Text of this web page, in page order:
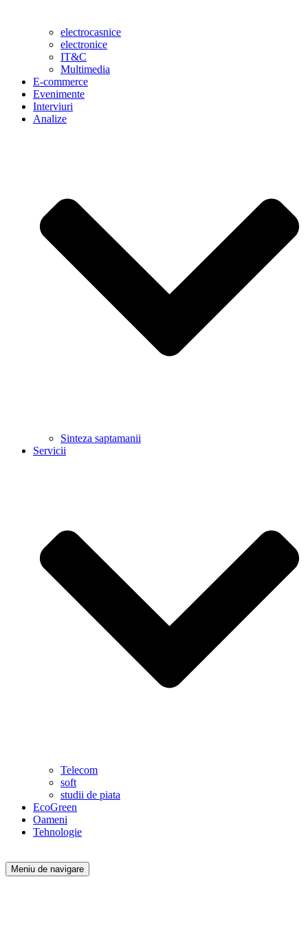
electrocasnice
electronice
IT&C
Multimedia
E-commerce
Evenimente
Interviuri
Analize
Sinteza saptamanii
Servicii
Telecom
soft
studii de piata
EcoGreen
Oameni
Tehnologie
Meniu de navigare